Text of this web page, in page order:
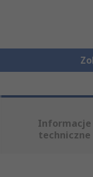
Informacje
techniczne